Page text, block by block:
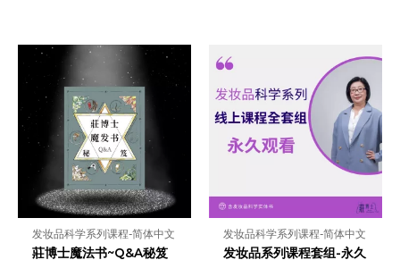
发妆品科学系列课程-简体中文
莊博士魔法书~Q&A秘笈
发妆品科学系列课程-简体中文
发妆品系列课程套组-永久